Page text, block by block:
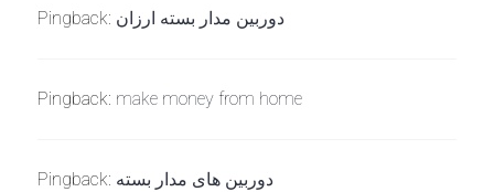
Pingback: دوربین مدار بسته ارزان
Pingback: make money from home
Pingback: دوربین های مدار بسته